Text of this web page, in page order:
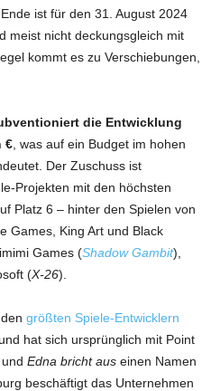
ist für den 31. August 2024
meist nicht deckungsgleich mit
kommt es zu Verschiebungen,
die Entwicklung
€ , was auf ein Budget im hohen
Der Zuschuss ist
Projekten mit den höchsten
Platz 6 – hinter den Spielen von
Games, King Art und Black
Games (Shadow Gambit),
(X-26).
größten Spiele-Entwicklern
hat sich ursprünglich mit Point
und Edna bricht aus einen Namen
beschäftigt das Unternehmen